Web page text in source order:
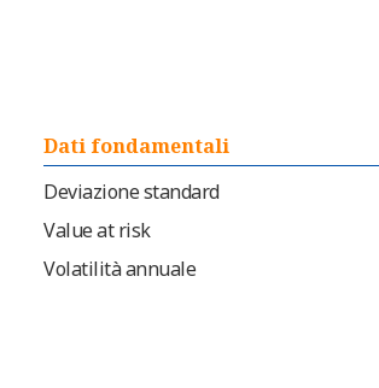
Dati fondamentali
Deviazione standard
Value at risk
Volatilità annuale